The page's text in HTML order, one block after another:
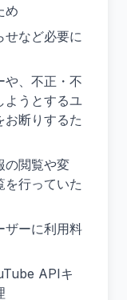
め
せなど必要に
や、不正・不
ようとするユ
お断りするた
の閲覧や変
を行っていた
ザーに利用料
APIキ